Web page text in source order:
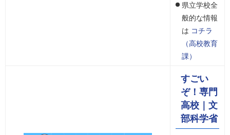
県立学校全
般的な情報
は コチラ
（高校教育
課）
すごい
ぞ！専門
高校｜文
部科学省